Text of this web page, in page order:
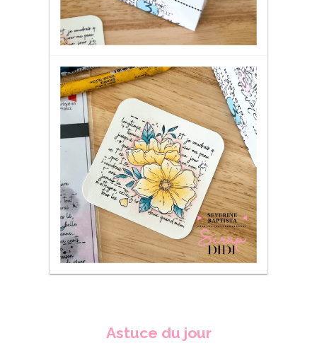
Astuce du jour